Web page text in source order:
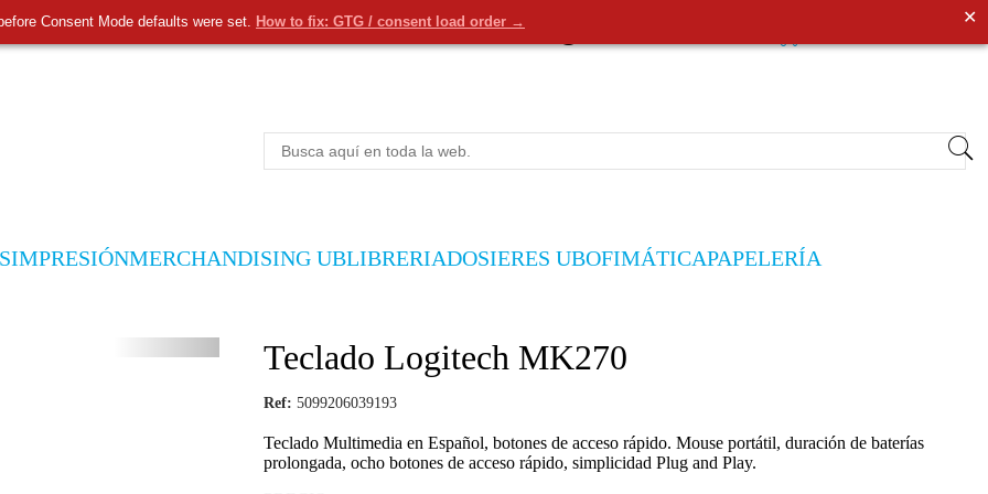
Consent Mode defaults were set. How to fix: GTG / consent load order → ✕
IMPRESIÓNMERCHANDISING UBLIBRERIADOSIERES UBOFIMÁTICAPAPELERÍA
Teclado Logitech MK270
Ref: 5099206039193
Teclado Multimedia en Español, botones de acceso rápido. Mouse portátil, duración de baterías
prolongada, ocho botones de acceso rápido, simplicidad Plug and Play.